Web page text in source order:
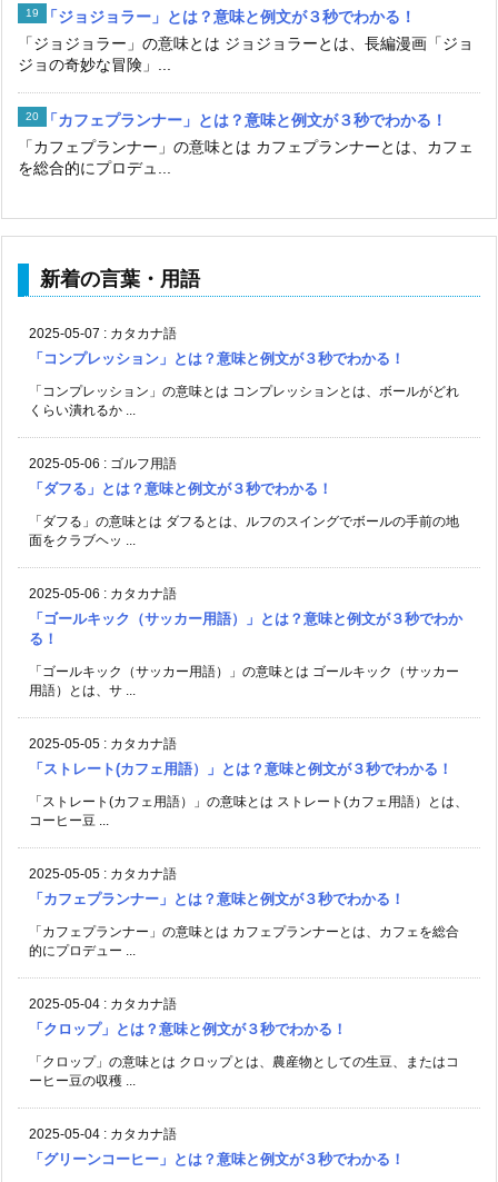
「ジョジョラー」とは？意味と例文が３秒でわかる！
「ジョジョラー」の意味とは ジョジョラーとは、長編漫画「ジョ
ジョの奇妙な冒険」...
「カフェプランナー」とは？意味と例文が３秒でわかる！
「カフェプランナー」の意味とは カフェプランナーとは、カフェ
を総合的にプロデュ...
新着の言葉・用語
2025-05-07 : カタカナ語
「コンプレッション」とは？意味と例文が３秒でわかる！
「コンプレッション」の意味とは コンプレッションとは、ボールがどれ
くらい潰れるか ...
2025-05-06 : ゴルフ用語
「ダフる」とは？意味と例文が３秒でわかる！
「ダフる」の意味とは ダフるとは、ルフのスイングでボールの手前の地
面をクラブヘッ ...
2025-05-06 : カタカナ語
「ゴールキック（サッカー用語）」とは？意味と例文が３秒でわか
る！
「ゴールキック（サッカー用語）」の意味とは ゴールキック（サッカー
用語）とは、サ ...
2025-05-05 : カタカナ語
「ストレート(カフェ用語）」とは？意味と例文が３秒でわかる！
「ストレート(カフェ用語）」の意味とは ストレート(カフェ用語）とは、
コーヒー豆 ...
2025-05-05 : カタカナ語
「カフェプランナー」とは？意味と例文が３秒でわかる！
「カフェプランナー」の意味とは カフェプランナーとは、カフェを総合
的にプロデュー ...
2025-05-04 : カタカナ語
「クロップ」とは？意味と例文が３秒でわかる！
「クロップ」の意味とは クロップとは、農産物としての生豆、またはコ
ーヒー豆の収穫 ...
2025-05-04 : カタカナ語
「グリーンコーヒー」とは？意味と例文が３秒でわかる！